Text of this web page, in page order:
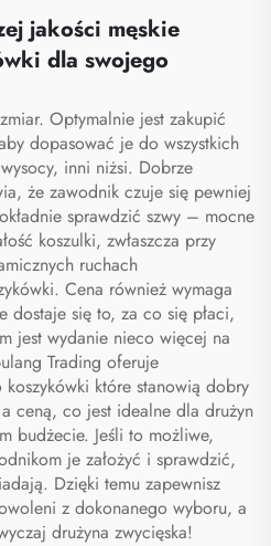
piłkarskie, stroje
piłkarskie
jakości męskie
dla swojego
Optymalnie jest zakupić
dopasować je do wszystkich
inni niżsi. Dobrze
że zawodnik czuje się pewniej
sprawdzić szwy – mocne
koszulki, zwłaszcza przy
ruchach
Cena również wymaga
dostaje się to, za co się płaci,
jest wydanie nieco więcej na
Trading oferuje
które stanowią dobry
ceną, co jest idealne dla drużyn
budżecie. Jeśli to możliwe,
je założyć i sprawdzić,
Dzięki temu zapewnisz
z dokonanego wyboru, a
drużyna zwycięska!